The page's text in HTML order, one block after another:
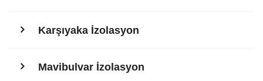
Karşıyaka İzolasyon
Mavibulvar İzolasyon